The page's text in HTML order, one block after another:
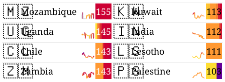
🇲🇿 155
Mozambique
🇺🇬 145
Uganda
🇨🇱 143
Chile
🇿🇲 143
Zambia
🇰🇼 113
Kuwait
🇮🇳 112
India
🇱🇸 111
Lesotho
🇵🇸 103
Palestine